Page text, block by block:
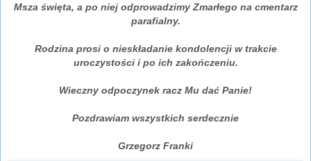
Msza święta, a po niej odprowadzimy Zmarłego na cmentarz
parafialny.
Rodzina prosi o nieskładanie kondolencji w trakcie
uroczystości i po ich zakończeniu.
Wieczny odpoczynek racz Mu dać Panie!
Pozdrawiam wszystkich serdecznie
Grzegorz Franki